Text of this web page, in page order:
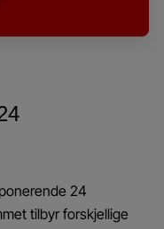
24
tilbyr forskjellige